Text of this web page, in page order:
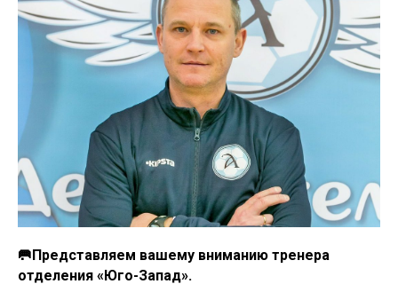
🥅Представляем вашему вниманию тренера
отделения «Юго-Запад».